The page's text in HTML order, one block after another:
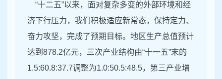
“十二五”以来，面对复杂多变的外部环境和经
济下行压力，我们积极适应新常态，保持定力、
奋力攻坚，完成了预期目标。地区生产总值预计
达到878.2亿元，三次产业结构由“十一五”末的
1.5:60.8:37.7调整为1.0:50.5:48.5，第三产业增